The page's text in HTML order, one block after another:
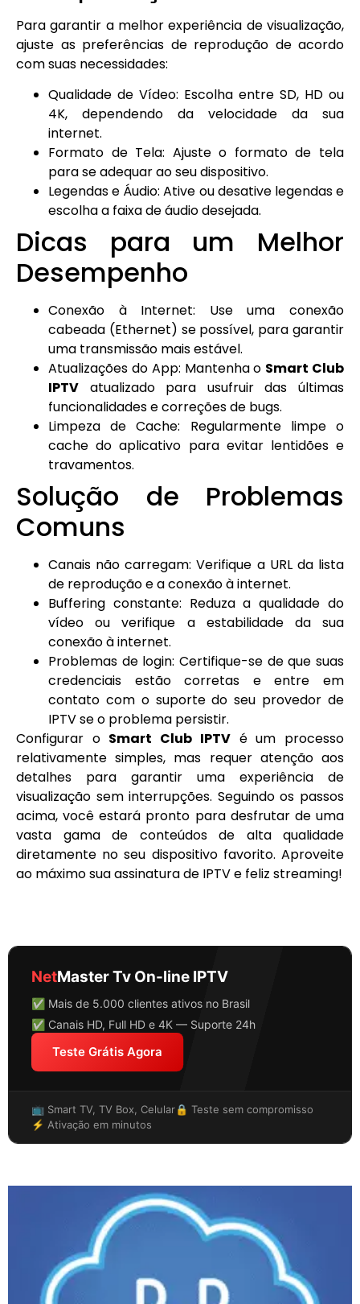
Para garantir a melhor experiência de visualização,
ajuste as preferências de reprodução de acordo
com suas necessidades:
Qualidade de Vídeo: Escolha entre SD, HD ou
4K, dependendo da velocidade da sua
internet.
Formato de Tela: Ajuste o formato de tela
para se adequar ao seu dispositivo.
Legendas e Áudio: Ative ou desative legendas e
escolha a faixa de áudio desejada.
Dicas para um Melhor
Desempenho
Conexão à Internet: Use uma conexão
cabeada (Ethernet) se possível, para garantir
uma transmissão mais estável.
Atualizações do App: Mantenha o Smart Club
IPTV atualizado para usufruir das últimas
funcionalidades e correções de bugs.
Limpeza de Cache: Regularmente limpe o
cache do aplicativo para evitar lentidões e
travamentos.
Solução de Problemas
Comuns
Canais não carregam: Verifique a URL da lista
de reprodução e a conexão à internet.
Buffering constante: Reduza a qualidade do
vídeo ou verifique a estabilidade da sua
conexão à internet.
Problemas de login: Certifique-se de que suas
credenciais estão corretas e entre em
contato com o suporte do seu provedor de
IPTV se o problema persistir.
Configurar o Smart Club IPTVé um processo
relativamente simples, mas requer atenção aos
detalhes para garantir uma experiência de
visualização sem interrupções. Seguindo os passos
acima, você estará pronto para desfrutar de uma
vasta gama de conteúdos de alta qualidade
diretamente no seu dispositivo favorito. Aproveite
ao máximo sua assinatura de IPTV e feliz streaming!
NetMaster Tv On-line IPTV
✅ Mais de 5.000 clientes ativos no Brasil
✅ Canais HD, Full HD e 4K — Suporte 24h
Teste Grátis Agora
📺 Smart TV, TV Box, Celular🔒 Teste sem compromisso
⚡ Ativação em minutos